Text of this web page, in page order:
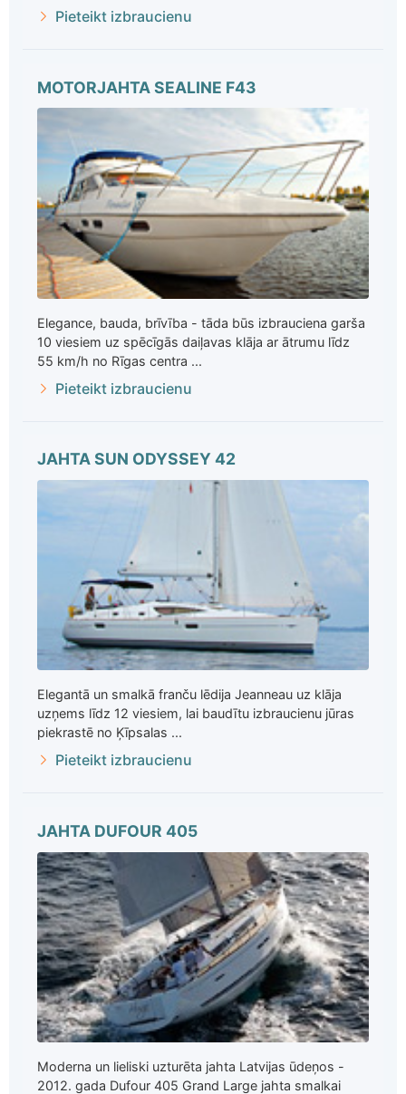
Pieteikt izbraucienu
MOTORJAHTA SEALINE F43
Elegance, bauda, brīvība - tāda būs izbrauciena garša
10 viesiem uz spēcīgās daiļavas klāja ar ātrumu līdz
55 km/h no Rīgas centra ...
Pieteikt izbraucienu
JAHTA SUN ODYSSEY 42
Elegantā un smalkā franču lēdija Jeanneau uz klāja
uzņems līdz 12 viesiem, lai baudītu izbraucienu jūras
piekrastē no Ķīpsalas ...
Pieteikt izbraucienu
JAHTA DUFOUR 405
Moderna un lieliski uzturēta jahta Latvijas ūdeņos -
2012. gada Dufour 405 Grand Large jahta smalkai